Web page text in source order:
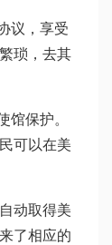
议，享受
琐，去其
馆保护。
可以在美
动取得美
了相应的